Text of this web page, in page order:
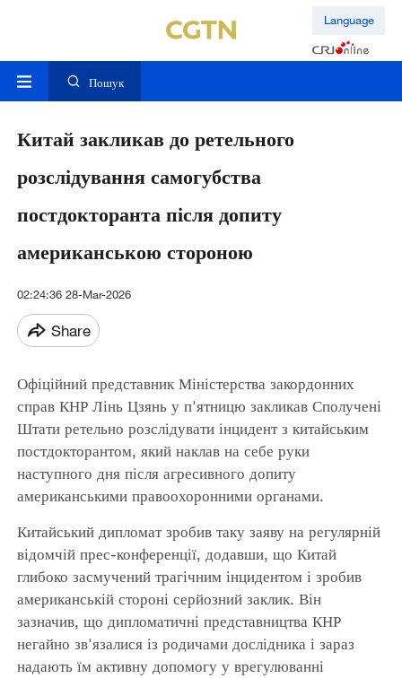
Language
Пошук
Китай закликав до ретельного
розслідування самогубства
постдокторанта після допиту
американською стороною
02:24:36 28-Mar-2026
Share
Офіційний представник Міністерства закордонних
справ КНР Лінь Цзянь у п'ятницю закликав Сполучені
Штати ретельно розслідувати інцидент з китайським
постдокторантом, який наклав на себе руки
наступного дня після агресивного допиту
американськими правоохоронними органами.
Китайський дипломат зробив таку заяву на регулярній
відомчій прес-конференції, додавши, що Китай
глибоко засмучений трагічним інцидентом і зробив
американській стороні серйозний заклик. Він
зазначив, що дипломатичні представництва КНР
негайно зв'язалися із родичами дослідника і зараз
надають їм активну допомогу у врегулюванні